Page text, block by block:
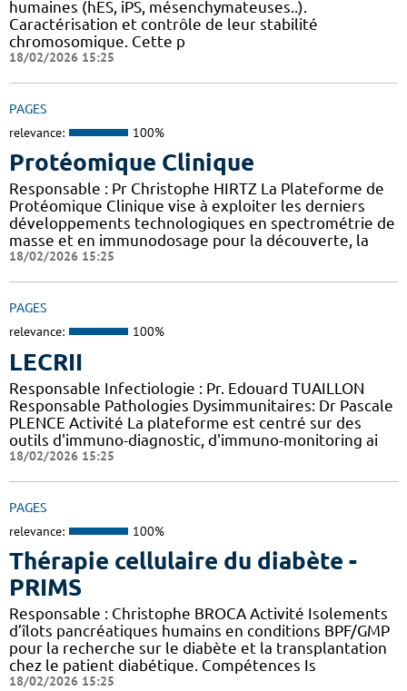
humaines (hES, iPS, mésenchymateuses..).
Caractérisation et contrôle de leur stabilité
chromosomique. Cette p
18/02/2026 15:25
PAGES
relevance: 100%
Protéomique Clinique
Responsable : Pr Christophe HIRTZ La Plateforme de
Protéomique Clinique vise à exploiter les derniers
développements technologiques en spectrométrie de
masse et en immunodosage pour la découverte, la
18/02/2026 15:25
PAGES
relevance: 100%
LECRII
Responsable Infectiologie : Pr. Edouard TUAILLON
Responsable Pathologies Dysimmunitaires: Dr Pascale
PLENCE Activité La plateforme est centré sur des
outils d'immuno-diagnostic, d'immuno-monitoring ai
18/02/2026 15:25
PAGES
relevance: 100%
Thérapie cellulaire du diabète -
PRIMS
Responsable : Christophe BROCA Activité Isolements
d’îlots pancréatiques humains en conditions BPF/GMP
pour la recherche sur le diabète et la transplantation
chez le patient diabétique. Compétences Is
18/02/2026 15:25